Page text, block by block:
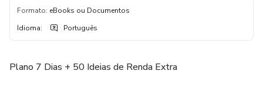
Formato: eBooks ou Documentos
Idioma: Português
Plano 7 Dias + 50 Ideias de Renda Extra